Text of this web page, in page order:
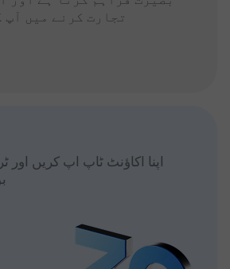
تجارت کرنے میں آپ